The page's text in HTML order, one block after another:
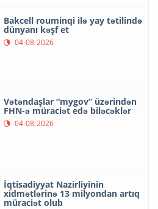
Bakcell rouminqi ilə yay tətilində
dünyanı kəşf et
04-08-2026
Vətəndaşlar “mygov” üzərindən
FHN-ə müraciət edə biləcəklər
04-08-2026
İqtisadiyyat Nazirliyinin
xidmətlərinə 13 milyondan artıq
müraciət olub